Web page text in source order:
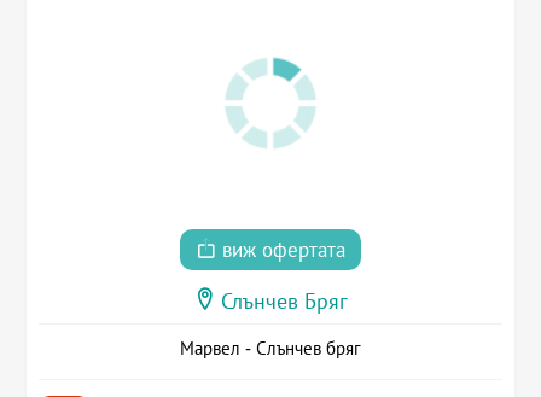
виж офертата
Слънчев Бряг
Марвел - Слънчев бряг